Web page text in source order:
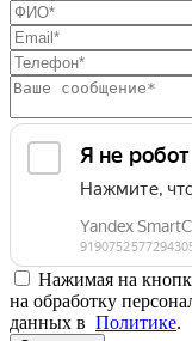
Нажимая на
на обработку
данных в Политике.